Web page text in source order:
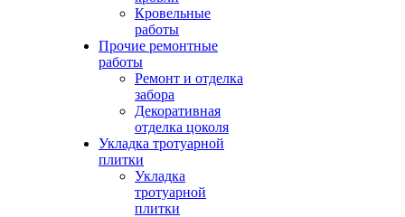
Кровельные
работы
Прочие ремонтные
работы
Ремонт и отделка
забора
Декоративная
отделка цоколя
Укладка тротуарной
плитки
Укладка
тротуарной
плитки